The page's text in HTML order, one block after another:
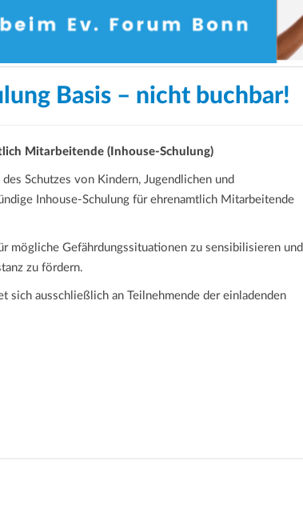
Basis – nicht buchbar!
Mitarbeitende (Inhouse-Schulung)
Schutzes von Kindern, Jugendlichen und
Inhouse-Schulung für ehrenamtlich Mitarbeitende
mögliche Gefährdungssituationen zu sensibilisieren und
zu fördern.
sich ausschließlich an Teilnehmende der einladenden